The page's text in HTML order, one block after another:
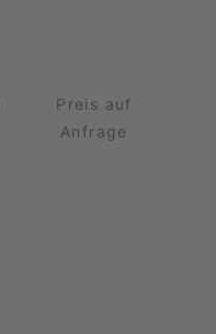
Preis auf
Anfrage